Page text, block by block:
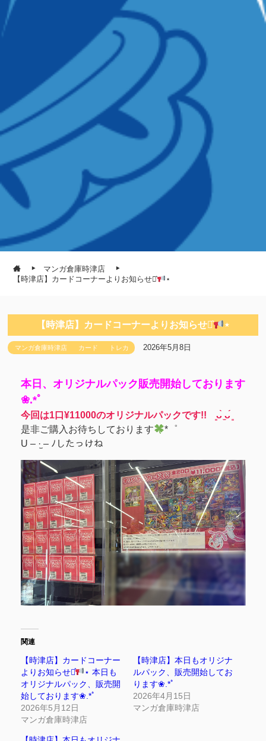
マンガ倉庫時津店
【時津店】カードコーナーよりお知らせ⋆͛
⋆
【時津店】カードコーナーよりお知らせ⋆͛ ⋆
マンガ倉庫時津店 カード トレカ 2026年5月8日
本日、オリジナルパック販売開始しております
❀.*ﾟ
今回は1口¥11000のオリジナルパックです!! ͈ᴗ̀ ̫ᴗ́ ͈
是非ご購入お待ちしております
*゜
U – ·̫ – ﾉしたっけね
関連
【時津店】カードコーナー
よりお知らせ⋆͛
⋆ 本日も
オリジナルパック、販売開
始しております❀.*ﾟ
2026年5月12日
マンガ倉庫時津店
【時津店】本日もオリジナ
ルパック、販売開始してお
ります❀.*ﾟ
2026年4月15日
マンガ倉庫時津店